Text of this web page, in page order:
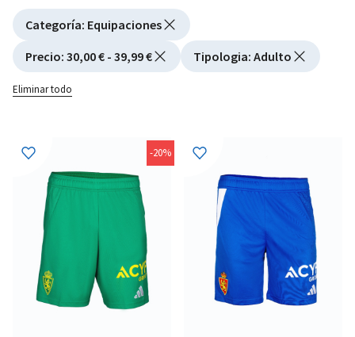
Active filtering
Categoría: Equipaciones
Precio: 30,00 € - 39,99 € Tipologia: Adulto
Eliminar todo
-20%